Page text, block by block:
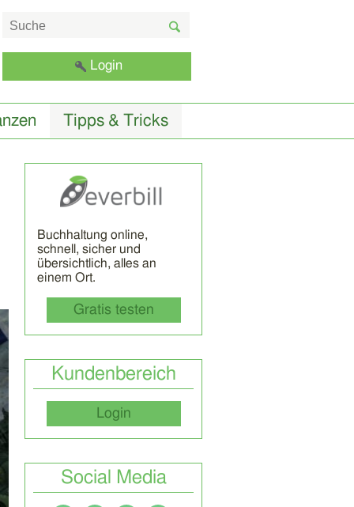
Login
Tipps & Tricks
Buchhaltung online,
schnell, sicher und
übersichtlich, alles an
einem Ort.
Gratis testen
Kundenbereich
Login
Social Media